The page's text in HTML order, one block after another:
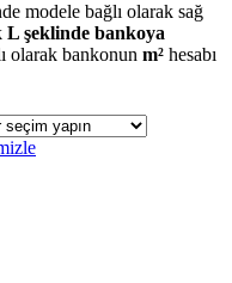
modele bağlı olarak sağ
L şeklinde bankoya
olarak bankonun m² hesabı